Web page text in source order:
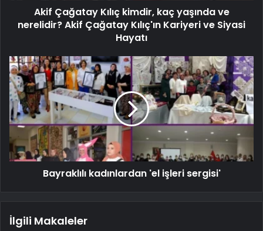
Akif Çağatay Kılıç kimdir, kaç yaşında ve
nerelidir? Akif Çağatay Kılıç'ın Kariyeri ve Siyasi
Hayatı
Bayraklılı kadınlardan 'el işleri sergisi'
İlgili Makaleler